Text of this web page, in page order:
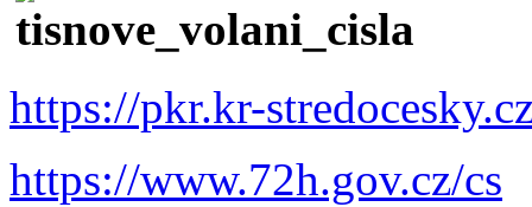
https://pkr.kr-
https://www.72h.gov.cz/cs